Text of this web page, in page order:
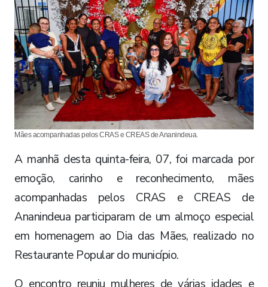
Mães acompanhadas pelos CRAS e CREAS de Ananindeua.
A manhã desta quinta-feira, 07, foi marcada por
emoção, carinho e reconhecimento, mães
acompanhadas pelos CRAS e CREAS de
Ananindeua participaram de um almoço especial
em homenagem ao Dia das Mães, realizado no
Restaurante Popular do município.
O encontro reuniu mulheres de várias idades e